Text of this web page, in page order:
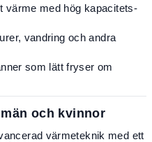
värme med hög kapacitets-
vandring och andra
som lätt fryser om
och kvinnor
värmeteknik med ett